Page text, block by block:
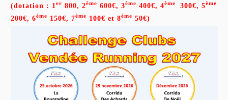
(dotation : 1 er 800, 2ème 600€, 3ème 400€, 4ème 300€, 5ème
200€, 6ème 150€, 7ème 100€ et 8ème 50€)